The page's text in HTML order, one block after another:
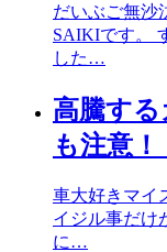
だいぶご無沙
SAIKIです。
した…
高騰す
も注意！
車大好きマイ
イジル事だけ
に…